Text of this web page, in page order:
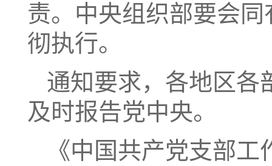
责。中央组织部要会
彻执行。
通知要求，各地区各
及时报告党中央。
《中国共产党支部